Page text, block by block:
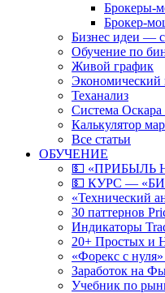
Брокеры-
Брокер-
Бизнес идеи —
Обучение по
Живой график
Экономический
Теханализ
Система Оскара
Калькулятор
Все статьи
ОБУЧЕНИЕ
💵 «ПРИБЫЛЬ
💵 КУРС —
«Технический
30 паттернов
Индикаторы
20+ Простых и
«Форекс с
Заработок на
Учебник по